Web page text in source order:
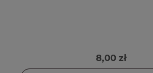
8,00 zł